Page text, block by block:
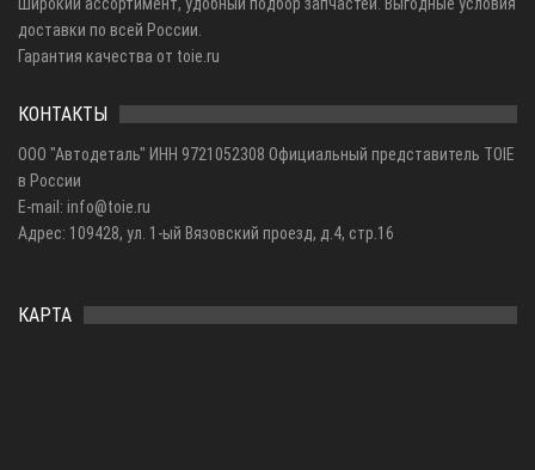
доставки по всей России.
Гарантия качества от toie.ru
КОНТАКТЫ
ООО "Автодеталь" ИНН 9721052308 Официальный представитель TOIE
в России
E-mail: info@toie.ru
Адрес: 109428, ул. 1-ый Вязовский проезд, д.4, стр.16
КАРТА